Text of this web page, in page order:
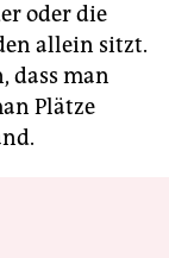
oder die
allein sitzt.
dass man
Plätze